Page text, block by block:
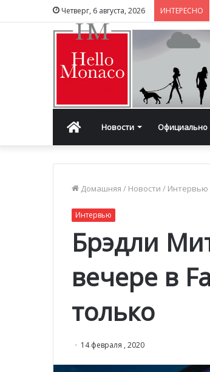
Четверг, 6 августа, 2026 ИНТЕРЕСНО
ГлавнаяНовости Официально
Домашняя / Новости / Интервью
Интервью
Брэдли
вечере в
только
14 февраля , 2020